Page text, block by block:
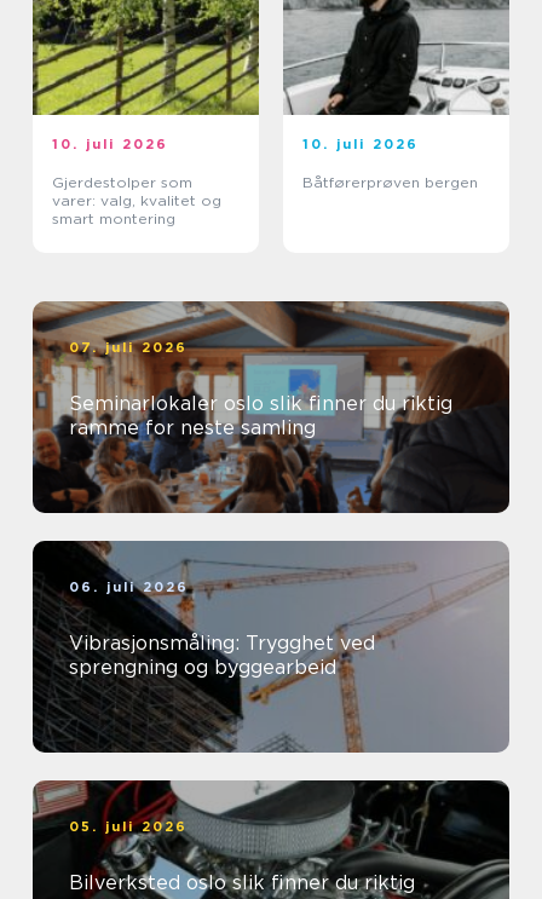
10. juli 2026
Gjerdestolper som
varer: valg, kvalitet og
smart montering
10. juli 2026
Båtførerprøven bergen
07. juli 2026
Seminarlokaler oslo slik finner du riktig
ramme for neste samling
06. juli 2026
Vibrasjonsmåling: Trygghet ved
sprengning og byggearbeid
05. juli 2026
Bilverksted oslo slik finner du riktig